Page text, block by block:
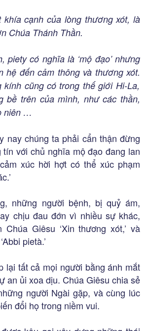
khía cạnh của lòng thương xót, là
Chúa Thánh Thần.
piety có nghĩa là ‘mộ đạo’ nhưng
hệ đến cảm thông và thương xót.
kính cũng có trong thế giới Hi-La,
bề trên của mình, như các thần,
niên …
nay chúng ta phải cẩn thận đừng
tín với chủ nghĩa mộ đạo đang lan
xúc hời hợt có thể xúc phạm
những người bệnh, bị quỷ ám,
chịu đau đớn vì nhiều sự khác,
Giêsu ‘Xin thương xót,’ và
pietà.’
lại tất cả mọi người bằng ánh mắt
an ủi xoa dịu. Chúa Giêsu chia sẻ
người Ngài gặp, và cùng lúc
đổi họ trong niềm vui.